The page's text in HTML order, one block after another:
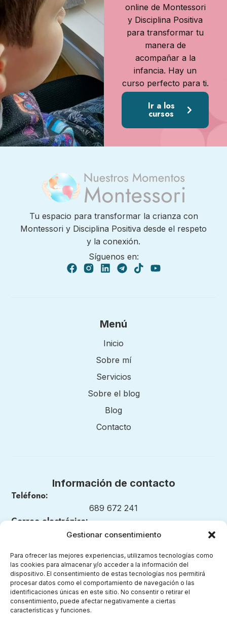
Gestionar consentimiento
Para ofrecer las mejores experiencias, utilizamos tecnologías como
las cookies para almacenar y/o acceder a la información del
dispositivo. El consentimiento de estas tecnologías nos permitirá
procesar datos como el comportamiento de navegación o las
identificaciones únicas en este sitio. No consentir o retirar el
consentimiento, puede afectar negativamente a ciertas
características y funciones.
online de Montessori
y Disciplina Positiva
para transformar tu
manera de
acompañar a la
infancia. Hay un
curso perfecto para ti.
Ir a los
cursos
Tu espacio para transformar la crianza con
Montessori y Disciplina Positiva desde el respeto
y la conexión.
Síguenos en:
Menú
Inicio
Sobre mí
Servicios
Sobre el blog
Blog
Contacto
Información de contacto
Teléfono:
689 672 241
Correo electrónico:
nuestrosmomentosmontessori@gmail.com
Legal
Aviso legal